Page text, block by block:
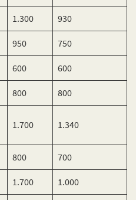
1.300 930
950 750
600 600
800 800
1.700 1.340
800 700
1.700 1.000